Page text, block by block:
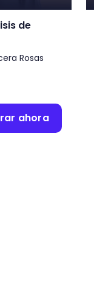
de
Rosas
ahora